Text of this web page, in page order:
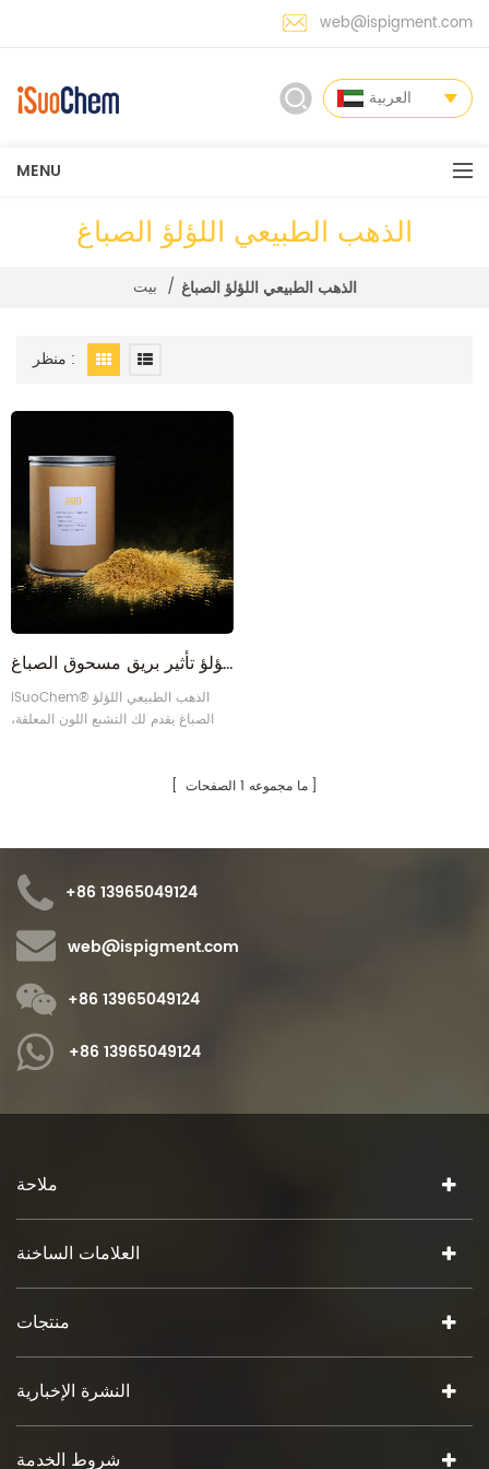
web@ispigment.com
العربية
MENU
الذهب الطبيعي اللؤلؤ الصباغ
بيت / الذهب الطبيعي اللؤلؤ الصباغ
منظر :
الايكولوجية-- ودية بلاند الساتان الذهب اللؤلؤ تأثير بريق مسحوق الصباغ
iSuoChem® الذهب الطبيعي اللؤلؤ
الصباغ يقدم لك التشبع اللون المعلقة،
ما مجموعه 1 الصفحات
+86 13965049124
web@ispigment.com
+86 13965049124
+86 13965049124
ملاحة
العلامات الساخنة
منتجات
النشرة الإخبارية
شروط الخدمة